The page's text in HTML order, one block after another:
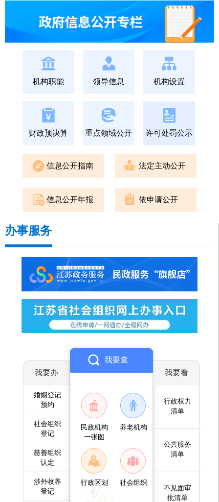
机构职能 领导信息 机构设置
财政预决算 重点领域公开 许可处罚公示
信息公开指南 法定主动公开
信息公开年报 依申请公开
办事服务
我要办
婚姻登记
预约
社会组织
登记
慈善组织
认定
涉外收养
登记
我要查
民政机构
一张图
养老机构
行政区划 社会组织
我要看
行政权力
清单
公共服务
清单
不见面审
批清单